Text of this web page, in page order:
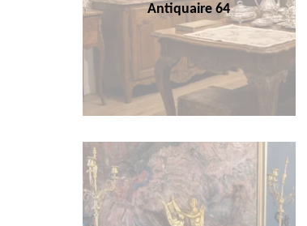
Antiquaire 64